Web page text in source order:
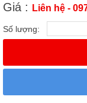
Giá : Liên hệ -
Số lượng: